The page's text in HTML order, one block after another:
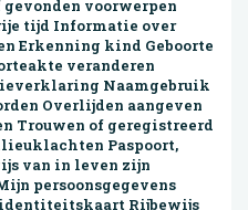
voorwerpen
tijd Informatie over
Erkenning kind Geboorte
veranderen
Naamgebruik
Overlijden aangeven
Trouwen of geregistreerd
Paspoort,
van in leven zijn
persoonsgegevens
identiteitskaart Rijbewijs